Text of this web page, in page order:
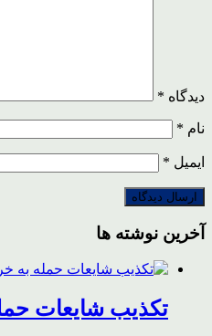
دیدگاه *
نام *
ایمیل *
آخرین نوشته ها
تکذیب شایعات